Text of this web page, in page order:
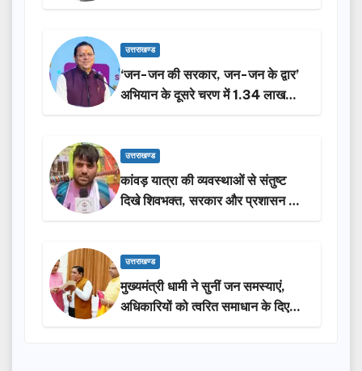
करेगी सरकार: मुख्यमंत्री धामी…
उत्तराखण्ड
‘जन-जन की सरकार, जन-जन के द्वार’
अभियान के दूसरे चरण में 1.34 लाख
लोगों की भागीदारी…
उत्तराखण्ड
कांवड़ यात्रा की व्यवस्थाओं से संतुष्ट
दिखे शिवभक्त, सरकार और प्रशासन की
सराहना…
उत्तराखण्ड
मुख्यमंत्री धामी ने सुनीं जन समस्याएं,
अधिकारियों को त्वरित समाधान के दिए
निर्देश